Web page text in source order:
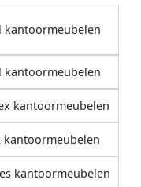
kantoormeubelen
kantoormeubelen
kantoormeubelen
kantoormeubelen
kantoormeubelen